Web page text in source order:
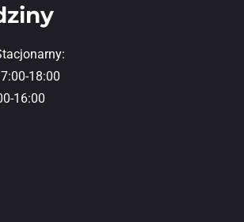
18:00
16:00